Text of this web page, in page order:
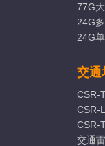
77G
24G
24G
交通
CSR-
CSR-
CSR-
交通